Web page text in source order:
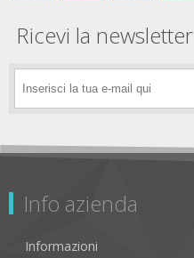
Ricevi la newsletter
Info azienda
Informazioni